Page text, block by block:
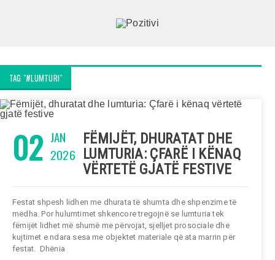
TAG "#LUMTURI"
02 JAN
2026
FËMIJËT, DHURATAT DHE
LUMTURIA: ÇFARË I KËNAQ
VËRTETË GJATË FESTIVE
Festat shpesh lidhen me dhurata të shumta dhe shpenzime të
mëdha. Por hulumtimet shkencore tregojnë se lumturia tek
fëmijët lidhet më shumë me përvojat, sjelljet prosociale dhe
kujtimet e ndara sesa me objektet materiale që ata marrin për
festat. Dhënia